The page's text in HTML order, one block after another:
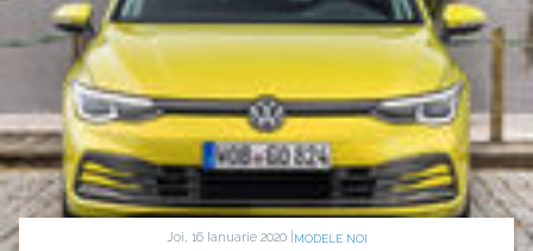
Joi, 16 Ianuarie 2020 | MODELE NOI